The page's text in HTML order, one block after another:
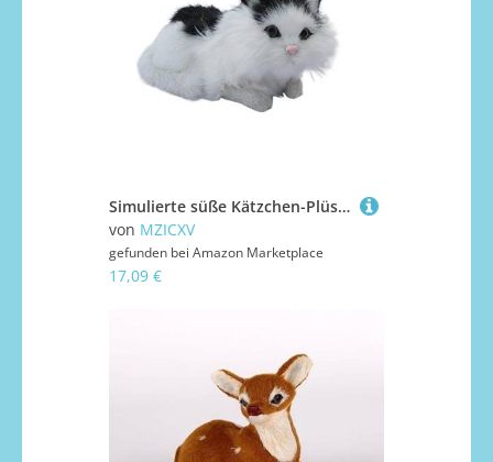
Simulierte süße Kätzchen-Plüschspielzeuge, die Geräusche Machen können, Heimdekorationen, Tiermodelle, Haustierhandwerk, Kindergeschenke(Black)
von MZICXV
gefunden bei Amazon Marketplace
17,09 €